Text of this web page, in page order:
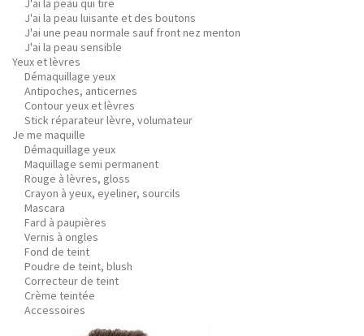
J'ai la peau qui tire
J'ai la peau luisante et des boutons
J'ai une peau normale sauf front nez menton
J'ai la peau sensible
Yeux et lèvres
Démaquillage yeux
Antipoches, anticernes
Contour yeux et lèvres
Stick réparateur lèvre, volumateur
Je me maquille
Démaquillage yeux
Maquillage semi permanent
Rouge à lèvres, gloss
Crayon à yeux, eyeliner, sourcils
Mascara
Fard à paupières
Vernis à ongles
Fond de teint
Poudre de teint, blush
Correcteur de teint
Crème teintée
Accessoires